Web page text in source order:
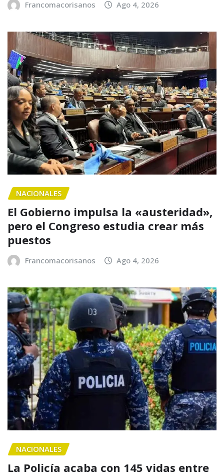
Francomacorisanos Ago 4, 2026
NACIONALES
El Gobierno impulsa la «austeridad»,
pero el Congreso estudia crear más
puestos
Francomacorisanos Ago 4, 2026
NACIONALES
La Policía acaba con 145 vidas entre